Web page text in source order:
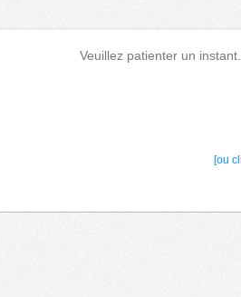
Veuillez patienter un
[ou